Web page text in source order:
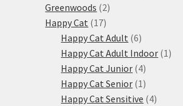
Greenwoods 22
Happy Cat 1717
produktů
Happy Cat Adult 66
produktů
Happy Cat Adult Indoor 11
Happy Cat Junior 44
produkty
Happy Cat Senior 11
produkt
Happy Cat Sensitive 44